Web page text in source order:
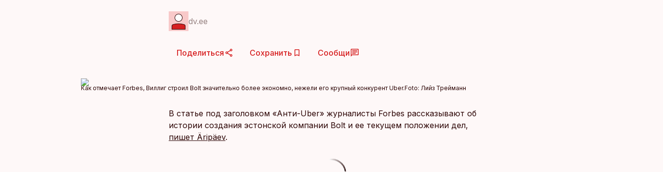
dv.ee
Поделиться Сохранить Сообщи
Как отмечает Forbes, Виллиг строил Bolt значительно более экономно, нежели его крупный конкурент Uber.Foto: Лийз Трейманн
В статье под заголовком «Анти-Uber» журналисты Forbes рассказывают об
истории создания эстонской компании Bolt и ее текущем положении дел,
пишет Äripäev.